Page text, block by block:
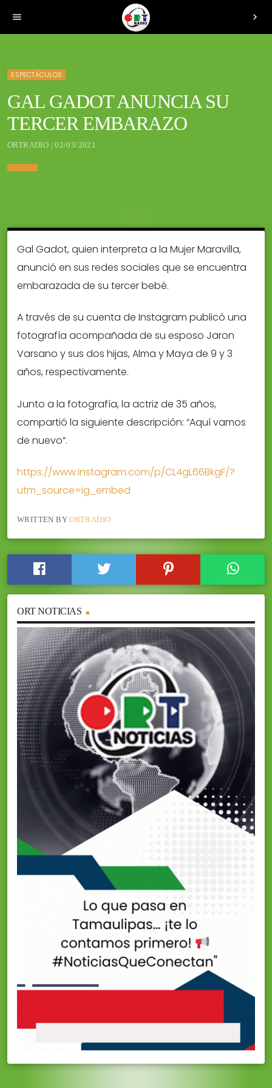
menu chevron_right
ESPECTÁCULOS
GAL GADOT ANUNCIA SU
TERCER EMBARAZO
ORTRADIO | 02/03/2021
Gal Gadot, quien interpreta a la Mujer Maravilla,
anunció en sus redes sociales que se encuentra
embarazada de su tercer bebé.
A través de su cuenta de Instagram publicó una
fotografía acompañada de su esposo Jaron
Varsano y sus dos hijas, Alma y Maya de 9 y 3
años, respectivamente.
Junto a la fotografía, la actriz de 35 años,
compartió la siguiente descripción: “Aquí vamos
de nuevo”.
https://www.instagram.com/p/CL4gL66BkgF/?
utm_source=ig_embed
WRITTEN BYORTRADIO
ORT NOTICIAS